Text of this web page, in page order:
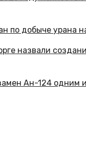
по добыче урана
Ан-124 одним